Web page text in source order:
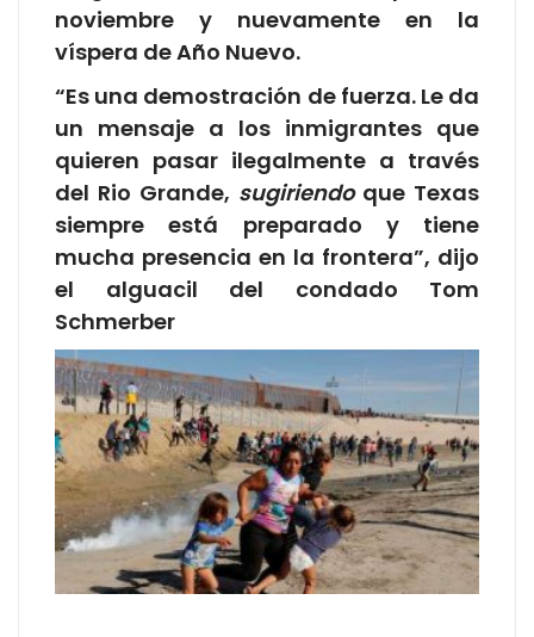
noviembre y nuevamente en la
víspera de Año Nuevo.
“Es una demostración de fuerza. Le da
un mensaje a los inmigrantes que
quieren pasar ilegalmente a través
del Rio Grande, sugiriendoque Texas
siempre está preparado y tiene
mucha presencia en la frontera”, dijo
el alguacil del condado Tom
Schmerber